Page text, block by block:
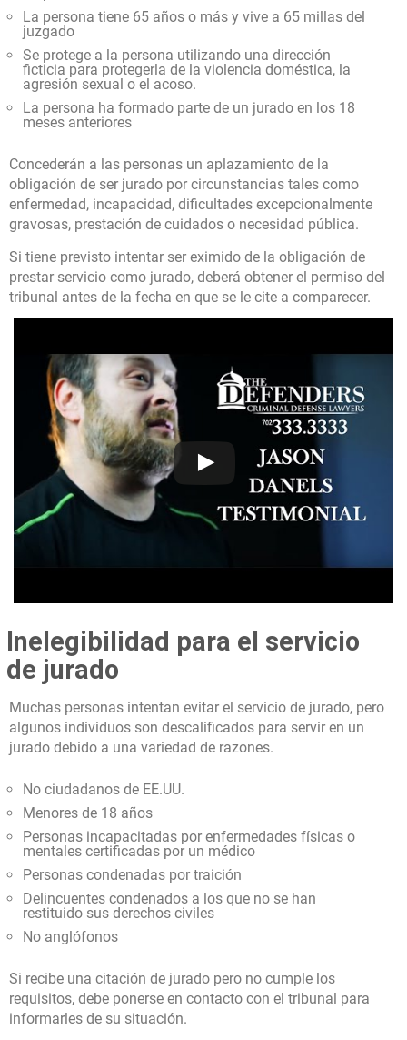
La persona tiene 65 años o más y vive a 65 millas del
juzgado
Se protege a la persona utilizando una dirección
ficticia para protegerla de la violencia doméstica, la
agresión sexual o el acoso.
La persona ha formado parte de un jurado en los 18
meses anteriores
Concederán a las personas un aplazamiento de la
obligación de ser jurado por circunstancias tales como
enfermedad, incapacidad, dificultades excepcionalmente
gravosas, prestación de cuidados o necesidad pública.
Si tiene previsto intentar ser eximido de la obligación de
prestar servicio como jurado, deberá obtener el permiso del
tribunal antes de la fecha en que se le cite a comparecer.
Inelegibilidad para el servicio
de jurado
Muchas personas intentan evitar el servicio de jurado, pero
algunos individuos son descalificados para servir en un
jurado debido a una variedad de razones.
No ciudadanos de EE.UU.
Menores de 18 años
Personas incapacitadas por enfermedades físicas o
mentales certificadas por un médico
Personas condenadas por traición
Delincuentes condenados a los que no se han
restituido sus derechos civiles
No anglófonos
Si recibe una citación de jurado pero no cumple los
requisitos, debe ponerse en contacto con el tribunal para
informarles de su situación.